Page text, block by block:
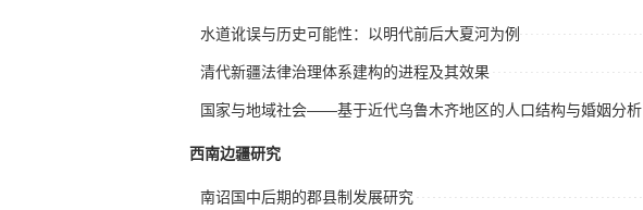
水道讹误与历史可能性：以明代前后大夏河为例
清代新疆法律治理体系建构的进程及其效果
国家与地域社会——基于近代乌鲁木齐地区的人口结构与婚姻分析
西南边疆研究
南诏国中后期的郡县制发展研究